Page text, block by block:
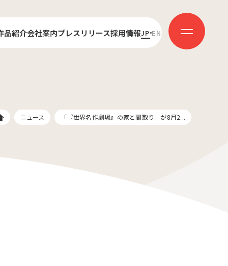
品紹介会社案内プレスリリース採用情報JP EN
ニュース 「『世界名作劇場』の家と間取り」が8月2...